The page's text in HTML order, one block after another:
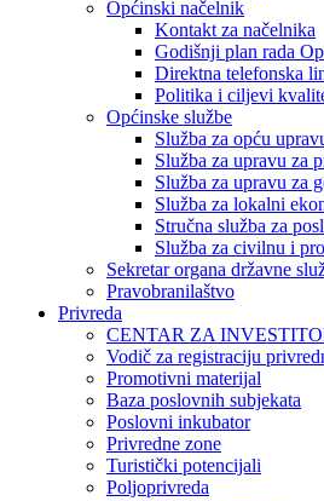
Općinski načelnik
Kontakt za načelnika
Godišnji plan rada
Direktna telefonska
Politika i ciljevi
Općinske službe
Služba za opću
Služba za upravu za
Služba za upravu za
Služba za lokalni
Stručna služba za
Služba za civilnu i
Sekretar organa državne
Pravobranilaštvo
Privreda
CENTAR ZA
Vodič za registraciju
Promotivni materijal
Baza poslovnih subjekata
Poslovni inkubator
Privredne zone
Turistički potencijali
Poljoprivreda